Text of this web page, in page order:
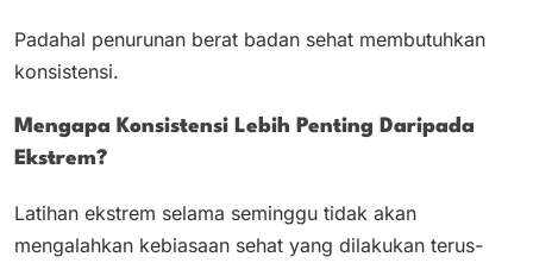
Padahal penurunan berat badan sehat membutuhkan
konsistensi.
Mengapa Konsistensi Lebih Penting Daripada
Ekstrem?
Latihan ekstrem selama seminggu tidak akan
mengalahkan kebiasaan sehat yang dilakukan terus-